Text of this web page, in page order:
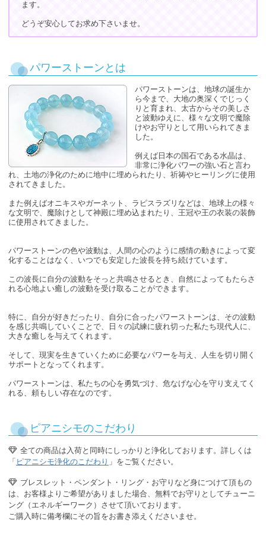
ます。
どうぞ安心してお求め下さいませ。
パワーストーンとは
パワーストーンは、地球の誕生か
ら今まで、大地の奥深くでじっく
りと育まれ、太古からその美しさ
と波動ゆえに、様々な文明で魔除
けやお守りとして用いられてきま
した。
例えば日本の国石である水晶は、
非常に浄化パワーの強い石と言わ
れ、土地の浄化のために地中に埋められたり、祈祷やヒーリングに使用
されてきました。
また例えばオニキスやガーネット、ラピスラズリなどは、地球上の様々
な文明で、魔除けとして神殿に埋め込まれたり、王冠や王の衣装の装飾
に使用されてきました。
パワーストーンの色や波動は、人間の心のように感情の動きによって変
化することはなく、いつでも安定した波長を持ち続けています。
この波長に自分の波動をそっと共鳴させるとき、自然によってもたらさ
れる心地よい癒しの波動を受け取ることができます。
特に、自分が好きだったり、自分に合ったパワーストーンは、その波動
を感じ共鳴していくことで、日々の試練に疲れ切った私たち現代人に、
大きな癒しを与えてくれます。
そして、現実を生きていくために必要なパワーを与え、人生を切り開く
サポートとなってくれます。
パワーストーンは、私たちの心を勇気づけ、危なげな心を守り支えてく
れる、頼もしい存在なのです。
ピアニシモのこだわり
全ての商品は入荷と同時にしっかりと浄化しております。詳しくは
「 ピアニシモ浄化のこだわり 」をご覧ください。
ブレスレット・ペンダント・リング・お守りなど身につけて頂もの
は、お客様よりご希望がありました場合、無料でお守りとしてチューニ
ング（エネルギーワーク）させて頂いております。
ご購入時に備考欄にその旨をお書き添えくださいませ。